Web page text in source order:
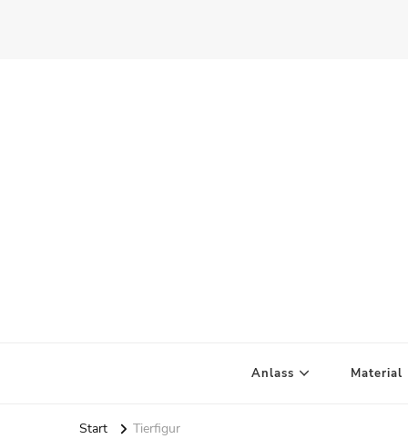
Anlass Material
Start Tierfigur